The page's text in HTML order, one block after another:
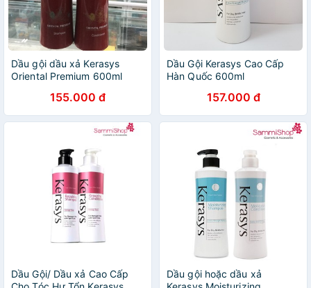
Dầu gội dầu xả Kerasys
Oriental Premium 600ml
155.000 đ
Dầu Gội Kerasys Cao Cấp
Hàn Quốc 600ml
157.000 đ
Dầu Gội/ Dầu xả Cao Cấp
Dầu gội hoặc dầu xả